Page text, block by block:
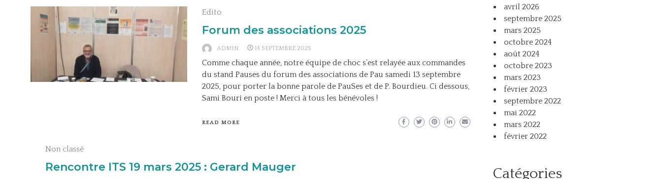
Edito
Forum des associations 2025
ADMIN 14 SEPTEMBRE 2025
Comme chaque année, notre équipe de choc s’est relayée aux commandes
du stand Pauses du forum des associations de Pau samedi 13 septembre
2025, pour porter la bonne parole de PauSes et de P. Bourdieu. Ci dessous,
Sami Bouri en poste ! Merci à tous les bénévoles !
READ MORE
Non classé
Rencontre ITS 19 mars 2025 : Gerard Mauger
avril 2026
septembre 2025
mars 2025
octobre 2024
août 2024
octobre 2023
mars 2023
février 2023
septembre 2022
mai 2022
mars 2022
février 2022
Catégories